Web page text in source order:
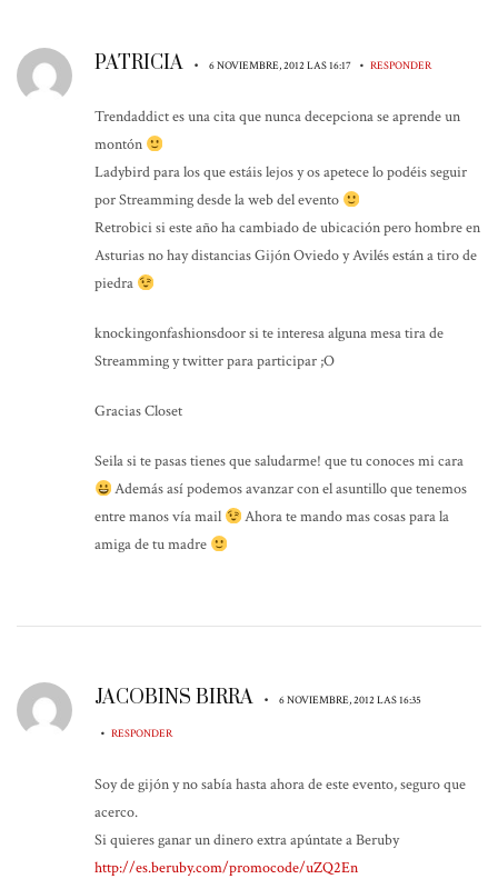
PATRICIA • 6 NOVIEMBRE, 2012 LAS 16:17 • RESPONDER
Trendaddict es una cita que nunca decepciona se aprende un
montón
Ladybird para los que estáis lejos y os apetece lo podéis seguir
por Streamming desde la web del evento
Retrobici si este año ha cambiado de ubicación pero hombre en
Asturias no hay distancias Gijón Oviedo y Avilés están a tiro de
piedra
knockingonfashionsdoor si te interesa alguna mesa tira de
Streamming y twitter para participar ;O
Gracias Closet
Seila si te pasas tienes que saludarme! que tu conoces mi cara
Además así podemos avanzar con el asuntillo que tenemos
entre manos vía mail
Ahora te mando mas cosas para la
amiga de tu madre
JACOBINS BIRRA • 6 NOVIEMBRE, 2012 LAS 16:35
• RESPONDER
Soy de gijón y no sabía hasta ahora de este evento, seguro que
acerco.
Si quieres ganar un dinero extra apúntate a Beruby
http://es.beruby.com/promocode/uZQ2En